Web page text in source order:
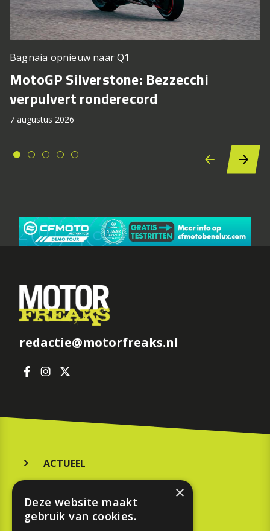
Bagnaia opnieuw naar Q1
MotoGP Silverstone: Bezzecchi
verpulvert ronderecord
7 augustus 2026
redactie@motorfreaks.nl
ACTUEEL
KOOPGIDS
×
Deze website maakt
gebruik van cookies.